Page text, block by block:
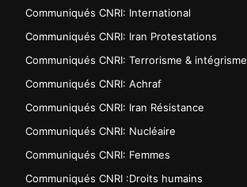
Communiqués CNRI: International
Communiqués CNRI: Iran Protestations
Communiqués CNRI: Terrorisme & intégrisme
Communiqués CNRI: Achraf
Communiqués CNRI: Iran Résistance
Communiqués CNRI: Nucléaire
Communiqués CNRI: Femmes
Communiqués CNRI :Droits humains